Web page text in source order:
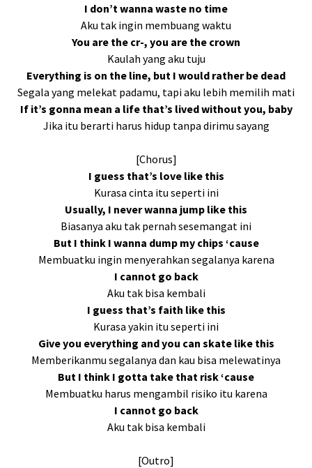
I don’t wanna waste no time
Aku tak ingin membuang waktu
You are the cr-, you are the crown
Kaulah yang aku tuju
Everything is on the line, but I would rather be dead
Segala yang melekat padamu, tapi aku lebih memilih mati
If it’s gonna mean a life that’s lived without you, baby
Jika itu berarti harus hidup tanpa dirimu sayang
[Chorus]
I guess that’s love like this
Kurasa cinta itu seperti ini
Usually, I never wanna jump like this
Biasanya aku tak pernah sesemangat ini
But I think I wanna dump my chips ‘cause
Membuatku ingin menyerahkan segalanya karena
I cannot go back
Aku tak bisa kembali
I guess that’s faith like this
Kurasa yakin itu seperti ini
Give you everything and you can skate like this
Memberikanmu segalanya dan kau bisa melewatinya
But I think I gotta take that risk ‘cause
Membuatku harus mengambil risiko itu karena
I cannot go back
Aku tak bisa kembali
[Outro]